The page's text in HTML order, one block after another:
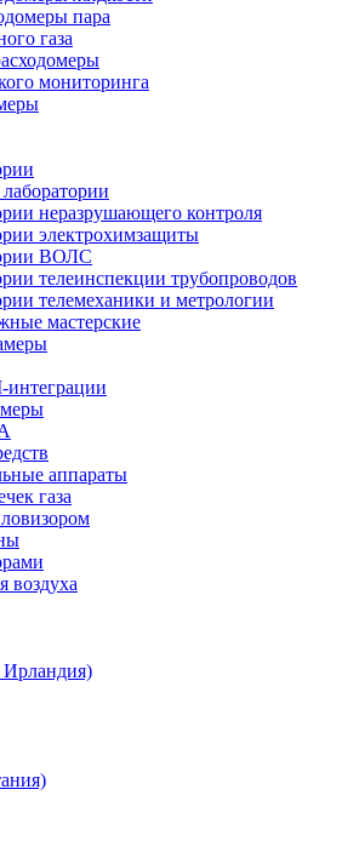
пара
газа
мониторинга
неразрушающего контроля
электрохимзащиты
ВОЛС
телеинспекции трубопроводов
телемеханики и метрологии
мастерские
аппараты
газа
воздуха